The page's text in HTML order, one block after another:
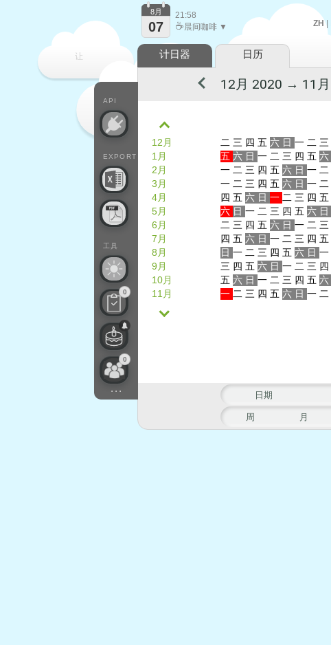
让
ZH |
API
EXPORT
工具
0
0
...
8月
07
21:58
☕晨间咖啡 ▼
计日器 日历
12月 二 三 四 五 六 日 一 二 三
1月
五 六 日 一 二 三 四 五 六
2月
一 二 三 四 五 六 日 一 二
3月
一 二 三 四 五 六 日 一 二
4月
四 五 六 日 一 二 三 四 五
5月
六 日 一 二 三 四 五 六 日
6月
二 三 四 五 六 日 一 二 三
7月
四 五 六 日 一 二 三 四 五
8月
日 一 二 三 四 五 六 日 一
9月
三 四 五 六 日 一 二 三 四
10月
五 六 日 一 二 三 四 五 六
11月
一 二 三 四 五 六 日 一 二
周 月
日期